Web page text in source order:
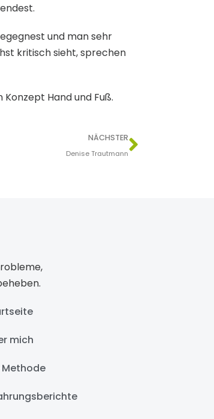
und man sehr
kritisch sieht, sprechen
Hand und Fuß.
NÄCHSTER
Denise Trautmann
mich
Methode